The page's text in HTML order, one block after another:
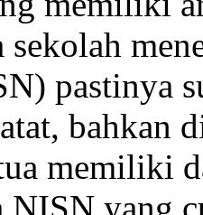
pastinya
bahkan
memiliki